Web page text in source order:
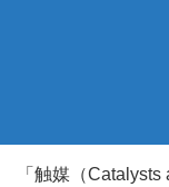
「触媒（